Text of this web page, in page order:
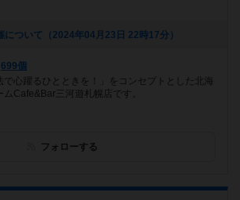
について（2024年04月23日 22時17分）
699個
で心躍るひとときを！」をコンセプトとした北海
ムCafe&Bar三河遊札幌店です。
フォローする